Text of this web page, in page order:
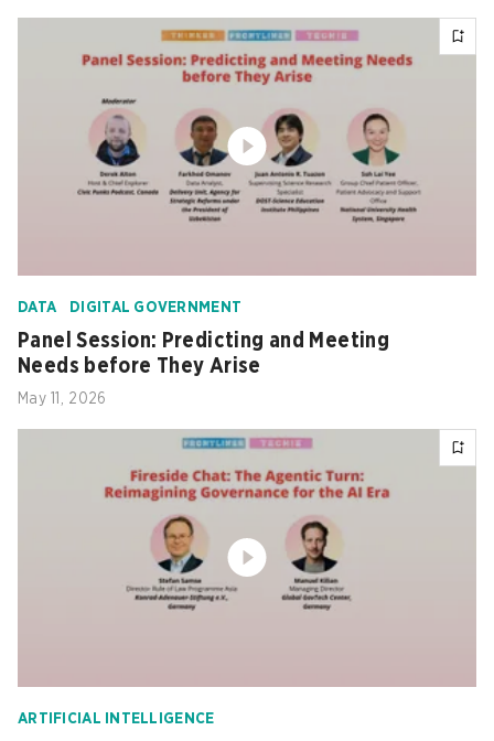
DATA DIGITAL GOVERNMENT
Panel Session: Predicting and Meeting
Needs before They Arise
May 11, 2026
ARTIFICIAL INTELLIGENCE